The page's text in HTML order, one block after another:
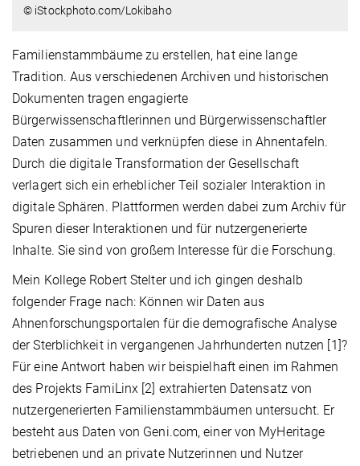
© iStockphoto.com/Lokibaho
Familienstammbäume zu erstellen, hat eine lange
Tradition. Aus verschiedenen Archiven und historischen
Dokumenten tragen engagierte
Bürgerwissenschaftlerinnen und Bürgerwissenschaftler
Daten zusammen und verknüpfen diese in Ahnentafeln.
Durch die digitale Transformation der Gesellschaft
verlagert sich ein erheblicher Teil sozialer Interaktion in
digitale Sphären. Plattformen werden dabei zum Archiv für
Spuren dieser Interaktionen und für nutzergenerierte
Inhalte. Sie sind von großem Interesse für die Forschung.
Mein Kollege Robert Stelter und ich gingen deshalb
folgender Frage nach: Können wir Daten aus
Ahnenforschungsportalen für die demografische Analyse
der Sterblichkeit in vergangenen Jahrhunderten nutzen [1]?
Für eine Antwort haben wir beispielhaft einen im Rahmen
des Projekts FamiLinx [2] extrahierten Datensatz von
nutzergenerierten Familienstammbäumen untersucht. Er
besteht aus Daten von Geni.com, einer von MyHeritage
betriebenen und an private Nutzerinnen und Nutzer